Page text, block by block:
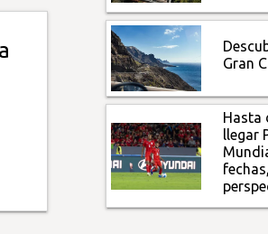
Gran
Hasta
llegar